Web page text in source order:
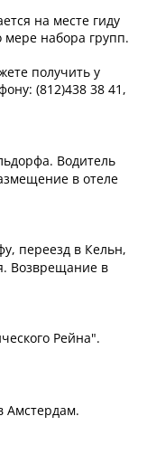
на месте гиду
мере набора групп.
получить у
(812)438 38 41,
Водитель
в отеле
переезд в Кельн,
Возврещание в
Рейна".
Амстердам.